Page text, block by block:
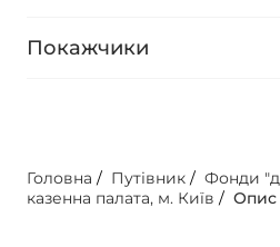
Покажчики
Головна / Путівник / Фонди
казенна палата, м. Київ / Опис